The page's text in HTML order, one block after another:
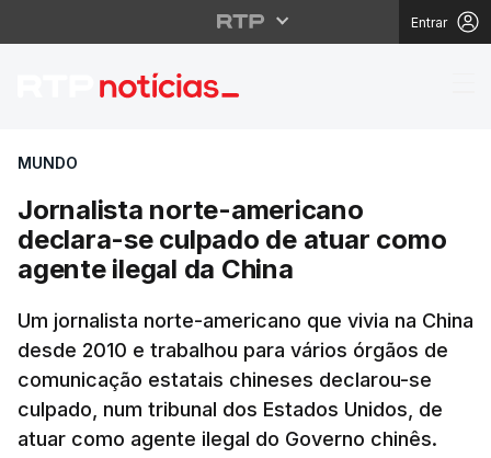
Entrar
Jornalista norte-
MUNDO
Jornalista norte-americano
declara-se culpado de atuar como
agente ilegal da China
Um jornalista norte-americano que vivia na China
desde 2010 e trabalhou para vários órgãos de
comunicação estatais chineses declarou-se
culpado, num tribunal dos Estados Unidos, de
atuar como agente ilegal do Governo chinês.